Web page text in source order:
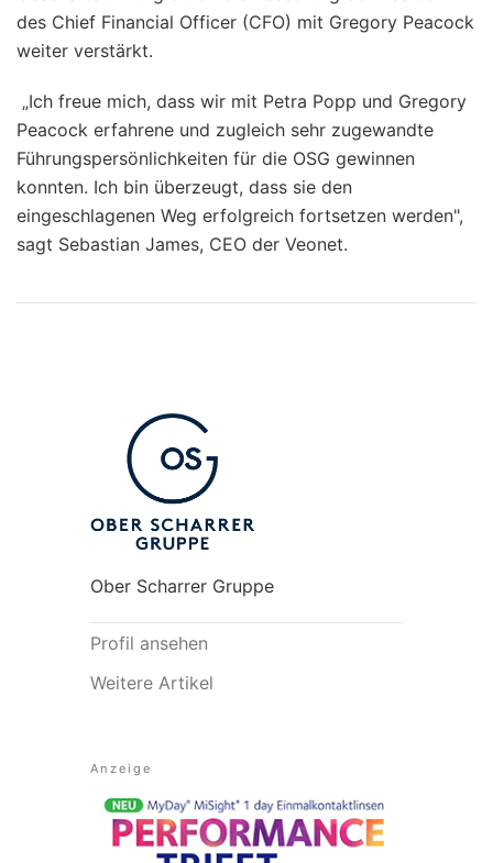
des Chief Financial Officer (CFO) mit Gregory Peacock
weiter verstärkt.
„Ich freue mich, dass wir mit Petra Popp und Gregory
Peacock erfahrene und zugleich sehr zugewandte
Führungspersönlichkeiten für die OSG gewinnen
konnten. Ich bin überzeugt, dass sie den
eingeschlagenen Weg erfolgreich fortsetzen werden",
sagt Sebastian James, CEO der Veonet.
Ober Scharrer Gruppe
Profil ansehen
Weitere Artikel